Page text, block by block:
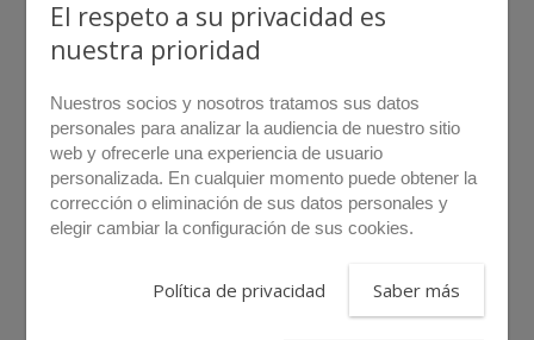
El respeto a su privacidad es
nuestra prioridad
Nuestros socios y nosotros tratamos sus datos
personales para analizar la audiencia de nuestro sitio
web y ofrecerle una experiencia de usuario
personalizada. En cualquier momento puede obtener la
corrección o eliminación de sus datos personales y
elegir cambiar la configuración de sus cookies.
Política de privacidad Saber más